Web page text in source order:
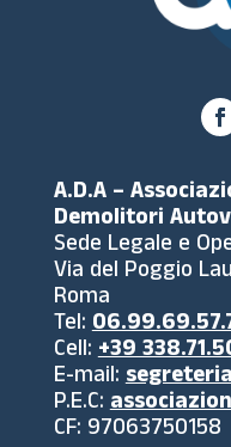
A.D.A –
Demolitori
Sede Legale e
Via del Poggio
Roma
Tel:
Cell:+39
E-mail:
P.E.C:
CF: 97063750158